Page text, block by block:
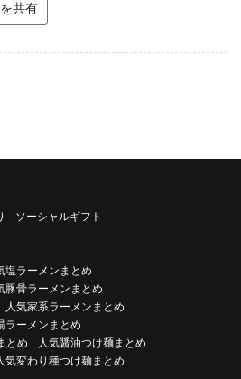
共有
ソーシャルギフト
塩ラーメンまとめ
豚骨ラーメンまとめ
人気家系ラーメンまとめ
ラーメンまとめ
とめ
人気醤油つけ麺まとめ
気変わり種つけ麺まとめ